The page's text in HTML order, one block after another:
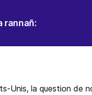
rannañ:
Unis, la question de